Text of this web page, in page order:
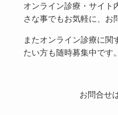
オンライン診療・サイト
さな事でもお気軽に、お
またオンライン診療に関
たい方も随時募集中です。
お問合せ